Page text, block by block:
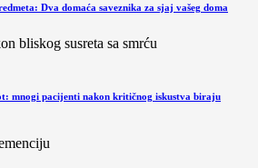
Dva domaća saveznika za sjaj vašeg doma
mnogi pacijenti nakon kritičnog iskustva biraju